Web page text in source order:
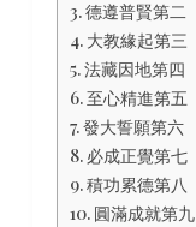
德遵普賢第二
大教緣起第三
法藏因地第四
至心精進第五
發大誓願第六
必成正覺第七
積功累德第八
圓滿成就第九